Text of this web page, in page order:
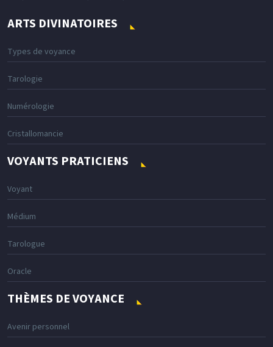
ARTS DIVINATOIRES
Types de voyance
Tarologie
Numérologie
Cristallomancie
VOYANTS PRATICIENS
Voyant
Médium
Tarologue
Oracle
THÈMES DE VOYANCE
Avenir personnel